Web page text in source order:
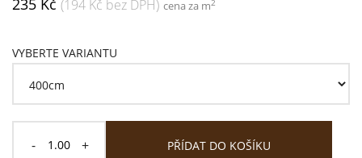
(194 Kč bez DPH) cena za m2
VYBERTE VARIANTU
- + PŘÍDAT DO KOŠÍKU